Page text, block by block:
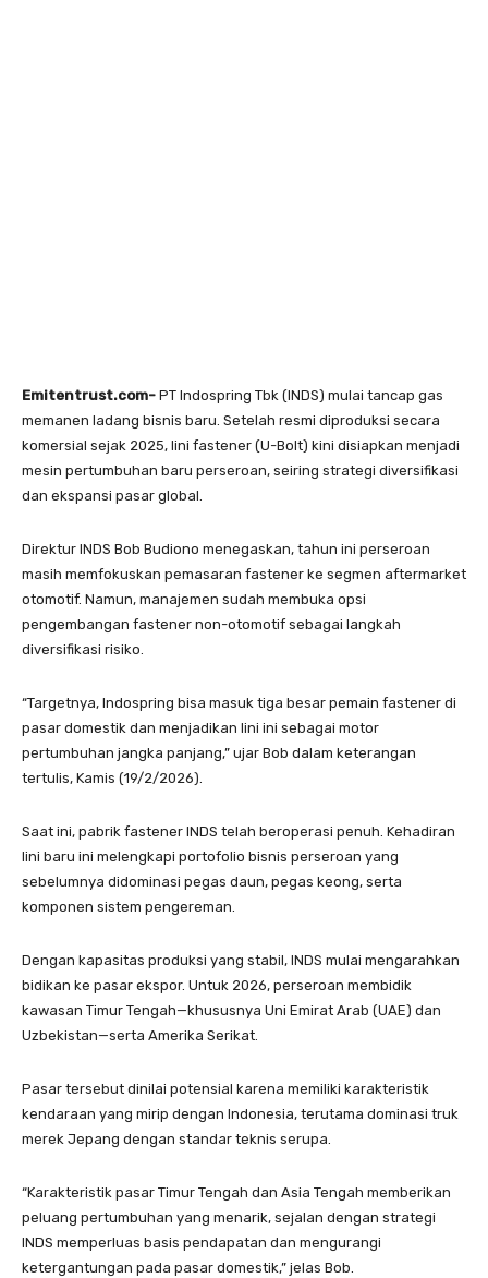
Emitentrust.com- PT Indospring Tbk (INDS) mulai tancap gas
memanen ladang bisnis baru. Setelah resmi diproduksi secara
komersial sejak 2025, lini fastener (U-Bolt) kini disiapkan menjadi
mesin pertumbuhan baru perseroan, seiring strategi diversifikasi
dan ekspansi pasar global.
Direktur INDS Bob Budiono menegaskan, tahun ini perseroan
masih memfokuskan pemasaran fastener ke segmen aftermarket
otomotif. Namun, manajemen sudah membuka opsi
pengembangan fastener non-otomotif sebagai langkah
diversifikasi risiko.
“Targetnya, Indospring bisa masuk tiga besar pemain fastener di
pasar domestik dan menjadikan lini ini sebagai motor
pertumbuhan jangka panjang,” ujar Bob dalam keterangan
tertulis, Kamis (19/2/2026).
Saat ini, pabrik fastener INDS telah beroperasi penuh. Kehadiran
lini baru ini melengkapi portofolio bisnis perseroan yang
sebelumnya didominasi pegas daun, pegas keong, serta
komponen sistem pengereman.
Dengan kapasitas produksi yang stabil, INDS mulai mengarahkan
bidikan ke pasar ekspor. Untuk 2026, perseroan membidik
kawasan Timur Tengah—khususnya Uni Emirat Arab (UAE) dan
Uzbekistan—serta Amerika Serikat.
Pasar tersebut dinilai potensial karena memiliki karakteristik
kendaraan yang mirip dengan Indonesia, terutama dominasi truk
merek Jepang dengan standar teknis serupa.
“Karakteristik pasar Timur Tengah dan Asia Tengah memberikan
peluang pertumbuhan yang menarik, sejalan dengan strategi
INDS memperluas basis pendapatan dan mengurangi
ketergantungan pada pasar domestik,” jelas Bob.